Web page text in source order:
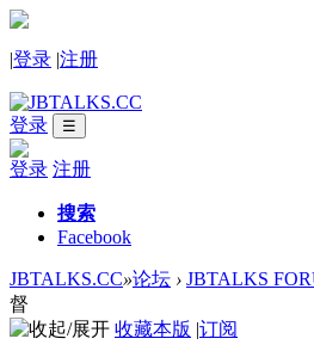
|登录 |注册
登录 ☰
登录 注册
搜索
Facebook
JBTALKS.CC»论坛 › JBTALKS
督
收藏本版 |订阅